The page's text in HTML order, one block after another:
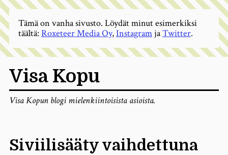
Visa Kopu
Visa Kopun blogi mielenkiintoisista asioista.
Siviilisääty vaihdettuna
Tämä on vanha sivusto. Löydät minut esimerkiksi
täältä: Roxeteer Media Oy,InstagramjaTwitter.